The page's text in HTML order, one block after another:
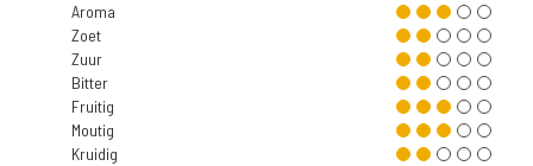
Aroma
Zoet
Zuur
Bitter
Fruitig
Moutig
Kruidig